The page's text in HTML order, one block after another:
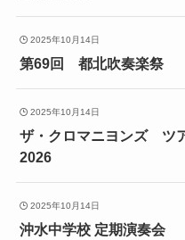
2025年10月14日
第69回 都北吹奏楽祭
2025年10月14日
ザ・クロマニヨンズ ツ
2026
2025年10月14日
沖水中学校 定期演奏会